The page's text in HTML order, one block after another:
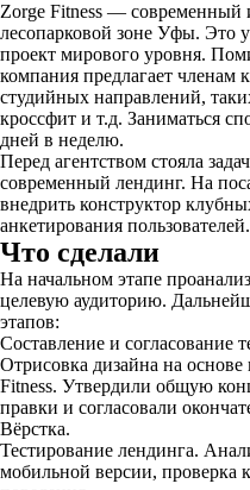
Zorge Fitness — современный
лесопарковой зоне Уфы. Это
проект мирового уровня.
компания предлагает членам
студийных направлений,
кроссфит и т.д. Заниматься
дней в неделю.
Перед агентством стояла
современный лендинг. На
внедрить конструктор
анкетирования пользователей.
Что сделали
На начальном этапе
целевую аудиторию.
этапов:
Составление и согласование
Отрисовка дизайна на
Fitness. Утвердили общую
правки и согласовали
Вёрстка.
Тестирование лендинга.
мобильной версии, проверка